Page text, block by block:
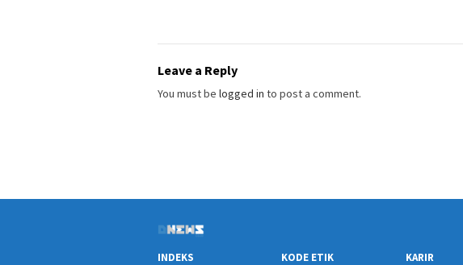
Leave a Reply
You must be logged in to post a comment.
INDEKS KODE ETIK KARIR